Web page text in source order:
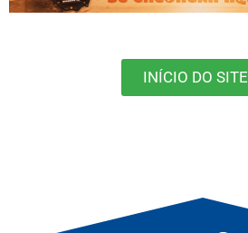
INÍCIO DO SITE